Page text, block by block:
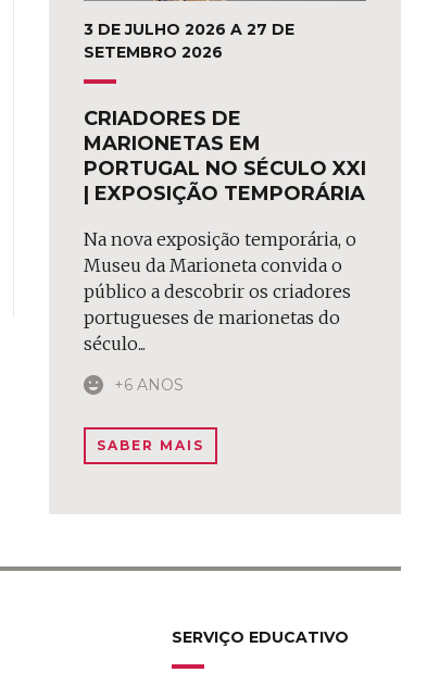
3 DE JULHO 2026 A 27 DE
SETEMBRO 2026
CRIADORES DE
MARIONETAS EM
PORTUGAL NO SÉCULO XXI
| EXPOSIÇÃO TEMPORÁRIA
Na nova exposição temporária, o
Museu da Marioneta convida o
público a descobrir os criadores
portugueses de marionetas do
século...
+6 ANOS
SABER MAIS
SERVIÇO EDUCATIVO